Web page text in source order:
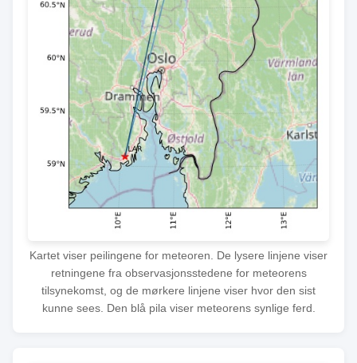
Kartet viser peilingene for meteoren. De lysere linjene viser
retningene fra observasjonsstedene for meteorens
tilsynekomst, og de mørkere linjene viser hvor den sist
kunne sees. Den blå pila viser meteorens synlige ferd.